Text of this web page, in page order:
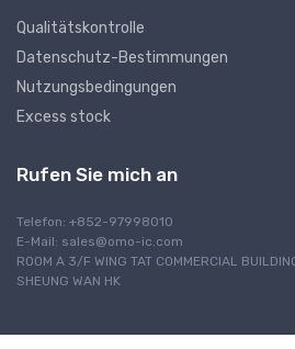
Qualitätskontrolle
Datenschutz-Bestimmungen
Nutzungsbedingungen
Excess stock
Rufen Sie mich an
Telefon: +852-97998010
E-Mail: sales@omo-ic.com
ROOM A 3/F WING TAT COMMERCIAL
SHEUNG WAN HK